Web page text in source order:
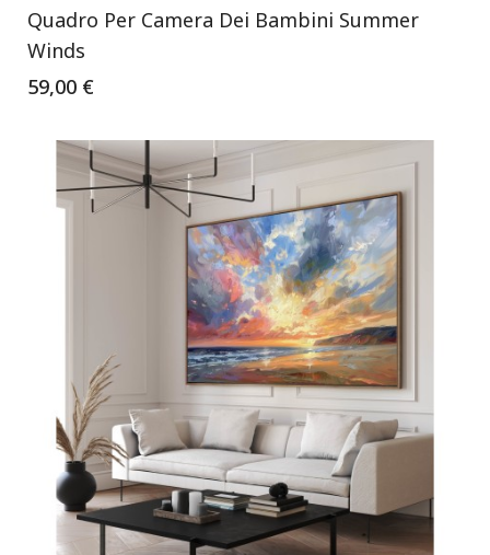
Quadro Per Camera Dei Bambini Summer
Winds
59,00 €